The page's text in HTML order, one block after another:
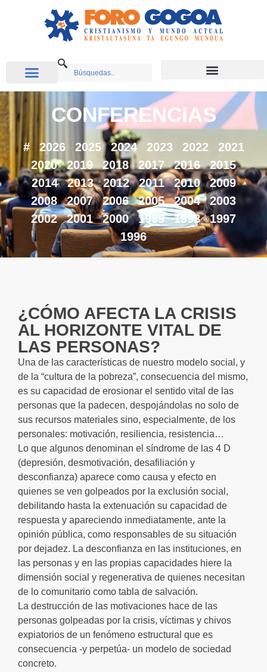
CONFERENCIAS
# 2026 2025 2024 2023 2022
2021
2020
2019 2018 2017 2016
2015
2014
2013 2012 2011 2010
2009
2008
2007 2006 2005 2004
2003
2002
2001 2000 1999 1998
1997
1996
¿CÓMO AFECTA LA CRISIS
AL HORIZONTE VITAL DE
LAS PERSONAS?
Una de las características de nuestro modelo social, y
de la “cultura de la pobreza”, consecuencia del mismo,
es su capacidad de erosionar el sentido vital de las
personas que la padecen, despojándolas no solo de
sus recursos materiales sino, especialmente, de los
personales: motivación, resiliencia, resistencia…
Lo que algunos denominan el síndrome de las 4 D
(depresión, desmotivación, desafiliación y
desconfianza) aparece como causa y efecto en
quienes se ven golpeados por la exclusión social,
debilitando hasta la extenuación su capacidad de
respuesta y apareciendo inmediatamente, ante la
opinión pública, como responsables de su situación
por dejadez. La desconfianza en las instituciones, en
las personas y en las propias capacidades hiere la
dimensión social y regenerativa de quienes necesitan
de lo comunitario como tabla de salvación.
La destrucción de las motivaciones hace de las
personas golpeadas por la crisis, víctimas y chivos
expiatorios de un fenómeno estructural que es
consecuencia -y perpetúa- un modelo de sociedad
concreto.